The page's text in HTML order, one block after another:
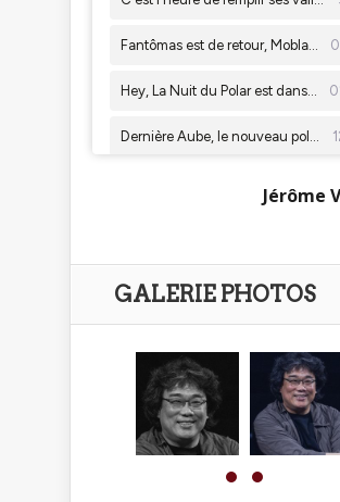
Jérôme
GALERIE PHOTOS